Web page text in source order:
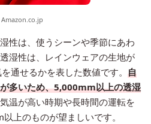
Amazon.co.jp
性は、使うシーンや季節にあわ
湿性は、レインウェアの生地が
通せるかを表した数値です。 自
多いため、5,000mm以上の透湿
気温が高い時期や長時間の運転を
上のものが望ましいです。